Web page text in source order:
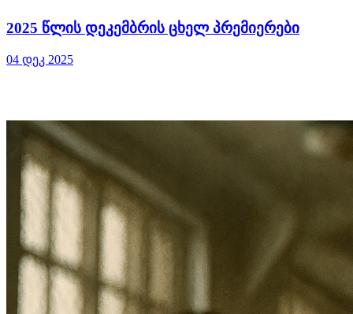
2025 წლის დეკემბრის ცხელ პრემიერები
04 დეკ 2025